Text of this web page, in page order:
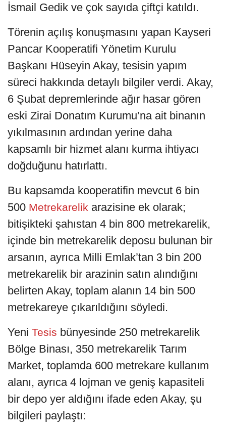
İsmail Gedik ve çok sayıda çiftçi katıldı.
Törenin açılış konuşmasını yapan Kayseri
Pancar Kooperatifi Yönetim Kurulu
Başkanı Hüseyin Akay, tesisin yapım
süreci hakkında detaylı bilgiler verdi. Akay,
6 Şubat depremlerinde ağır hasar gören
eski Zirai Donatım Kurumu’na ait binanın
yıkılmasının ardından yerine daha
kapsamlı bir hizmet alanı kurma ihtiyacı
doğduğunu hatırlattı.
Bu kapsamda kooperatifin mevcut 6 bin
500 Metrekarelik arazisine ek olarak;
bitişikteki şahıstan 4 bin 800 metrekarelik,
içinde bin metrekarelik deposu bulunan bir
arsanın, ayrıca Milli Emlak’tan 3 bin 200
metrekarelik bir arazinin satın alındığını
belirten Akay, toplam alanın 14 bin 500
metrekareye çıkarıldığını söyledi.
Yeni Tesis bünyesinde 250 metrekarelik
Bölge Binası, 350 metrekarelik Tarım
Market, toplamda 600 metrekare kullanım
alanı, ayrıca 4 lojman ve geniş kapasiteli
bir depo yer aldığını ifade eden Akay, şu
bilgileri paylaştı: